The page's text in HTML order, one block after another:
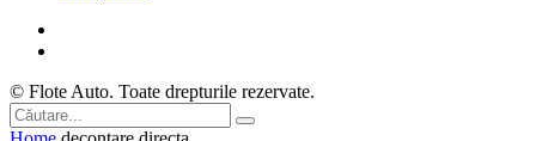
© Flote Auto. Toate drepturile rezervate.